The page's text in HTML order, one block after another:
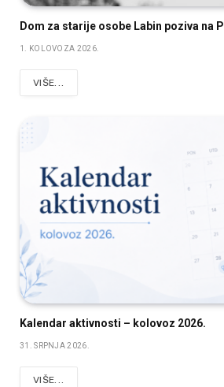
Dom za starije osobe Labin poziva na
1. KOLOVOZA 2026.
VIŠE...
Kalendar aktivnosti – kolovoz 2026.
31. SRPNJA 2026.
VIŠE...